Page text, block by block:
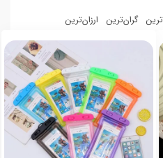
گران‌ترین ارزان‌ترین